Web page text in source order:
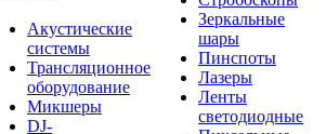
Акустические
системы
Трансляционное
оборудование
Микшеры
DJ-
Зеркальные
шары
Пинспоты
Лазеры
Ленты
светодиодные